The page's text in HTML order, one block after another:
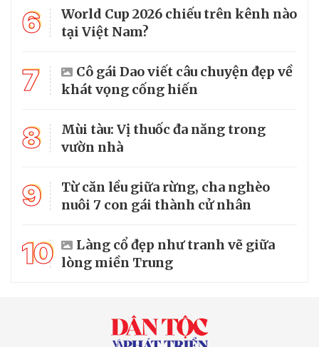
6
World Cup 2026 chiếu trên kênh nào
tại Việt Nam?
7
Cô gái Dao viết câu chuyện đẹp về
khát vọng cống hiến
8
Mùi tàu: Vị thuốc đa năng trong
vườn nhà
9
Từ căn lều giữa rừng, cha nghèo
nuôi 7 con gái thành cử nhân
10
Làng cổ đẹp như tranh vẽ giữa
lòng miền Trung